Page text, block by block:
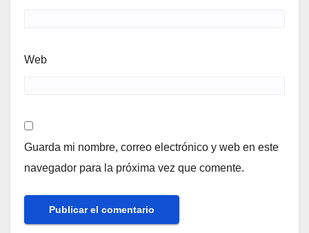
Web
Guarda mi nombre, correo electrónico y web en este
navegador para la próxima vez que comente.